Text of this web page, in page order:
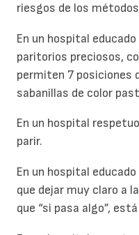
riesgos de los
En un hospital
paritorios preciosos,
permiten 7 posiciones
sabanillas de color
En un hospital
parir.
En un hospital
que dejar muy claro a
que “si pasa algo”,